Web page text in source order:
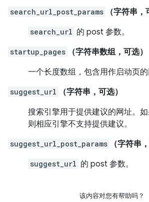
search_url_post_params （字符串，
search_url 的 post 参数。
startup_pages
（字符串数组，可选）
一个长度数组，包含用作启动页的
suggest_url
（字符串，可选）
搜索引擎用于提供建议的网址。如
则相应引擎不支持提供建议。
suggest_url_post_params （字符串
suggest_url 的 post 参数。
该内容对您有帮助吗？